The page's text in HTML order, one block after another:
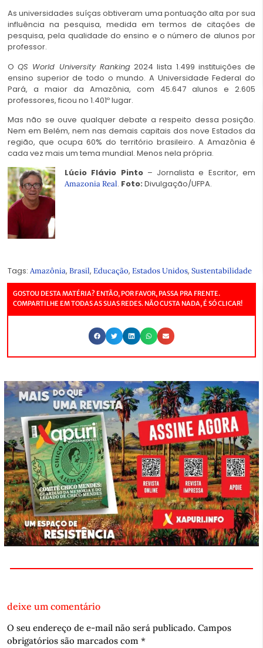
As universidades suíças obtiveram uma pontuação alta por sua
influência na pesquisa, medida em termos de citações de
pesquisa, pela qualidade do ensino e o número de alunos por
professor.
OQS World University Ranking2024 lista 1.499 instituições de
ensino superior de todo o mundo. A Universidade Federal do
Pará, a maior da Amazônia, com 45.647 alunos e 2.605
professores, ficou no 1.401º lugar.
Mas não se ouve qualquer debate a respeito dessa posição.
Nem em Belém, nem nas demais capitais dos nove Estados da
região, que ocupa 60% do território brasileiro. A Amazônia é
cada vez mais um tema mundial. Menos nela própria.
Lúcio Flávio Pinto– Jornalista e Escritor, em
Amazonia Real. Foto: Divulgação/UFPA.
Tags: Amazônia, Brasil, Educação, Estados Unidos, Sustentabilidade
GOSTOU DESTA MATÉRIA? ENTÃO, POR FAVOR, PASSA PRA FRENTE.
COMPARTILHE EM TODAS AS SUAS REDES. NÃO CUSTA NADA, É SÓ CLICAR!
deixe um comentário
O seu endereço de e-mail não será publicado. Campos
obrigatórios são marcados com *